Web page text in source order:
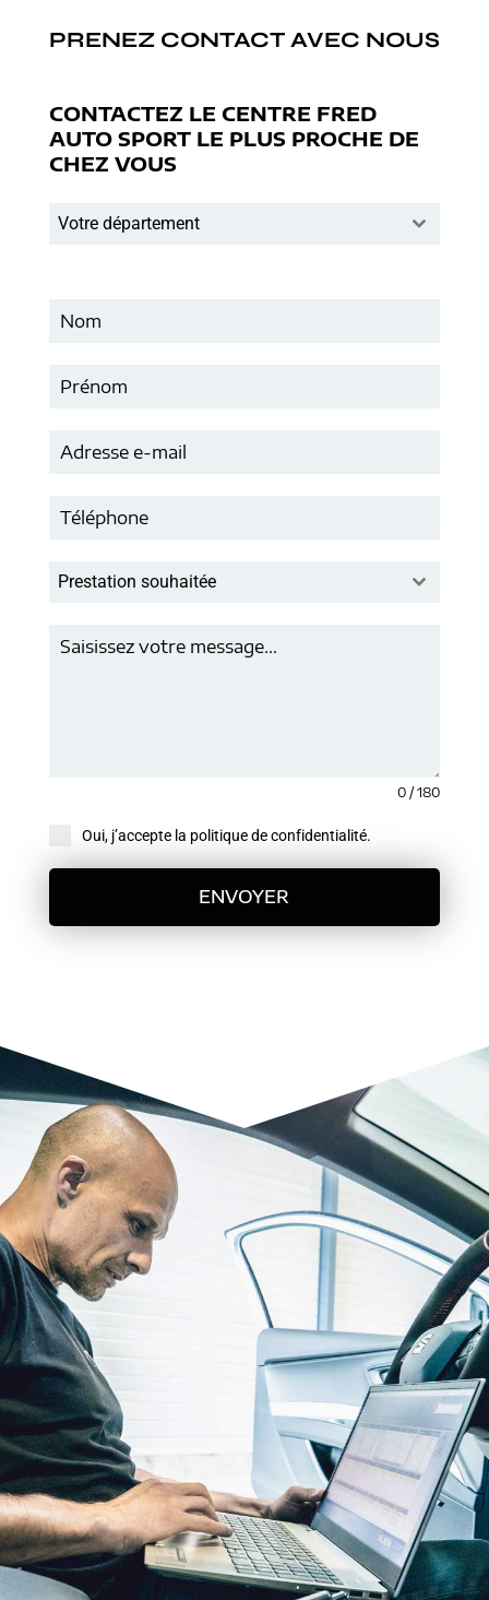
PRENEZ CONTACT AVEC NOUS
CONTACTEZ LE CENTRE FRED
AUTO SPORT LE PLUS PROCHE DE
CHEZ VOUS
Votre département
Prestation souhaitée
0 / 180
Oui, j’accepte la politique de confidentialité.
ENVOYER